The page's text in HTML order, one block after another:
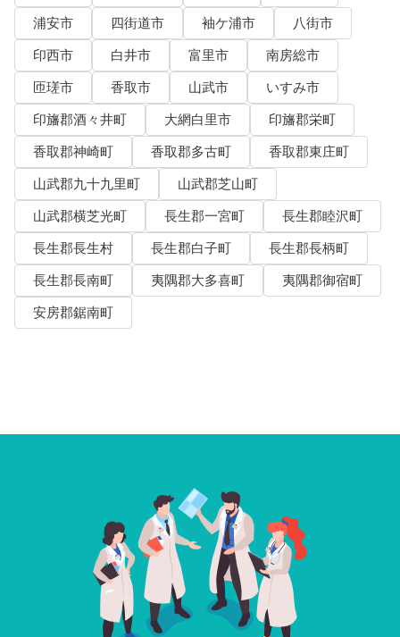
浦安市
四街道市 袖ケ浦市
八街市
印西市
白井市 富里市
南房総市
匝瑳市
香取市 山武市
いすみ市
印旛郡酒々井町
大網白里市
印旛郡栄町
香取郡神崎町
香取郡多古町
香取郡東庄町
山武郡九十九里町
山武郡芝山町
山武郡横芝光町
長生郡一宮町
長生郡睦沢町
長生郡長生村
長生郡白子町
長生郡長柄町
長生郡長南町
夷隅郡大多喜町
夷隅郡御宿町
安房郡鋸南町